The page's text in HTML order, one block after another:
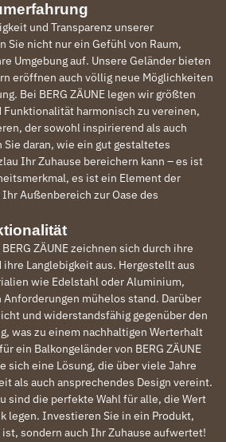
und Transparenz unserer
Sie nicht nur ein Gefühl von Raum,
Umgebung auf. Unsere Geländer bieten
eröffnen auch völlig neue Möglichkeiten
Bei BERG ZÄUNE legen wir größten
Funktionalität harmonisch zu vereinen,
der sowohl inspirierend als auch
daran, wie ein gut gestaltetes
Ihr Zuhause bereichern kann – es ist
es ist ein Element der
Außenbereich zur Oase des
ZÄUNE zeichnen sich durch ihre
Langlebigkeit aus. Hergestellt aus
wie Edelstahl oder Aluminium,
mühelos stand. Darüber
und widerstandsfähig gegenüber den
was zu einem nachhaltigen Werterhalt
ein Balkongeländer von BERG ZÄUNE
sich eine Lösung, die über viele Jahre
als auch ansprechendes Design vereint.
sind die perfekte Wahl für alle, die Wert
legen. Investieren Sie in ein Produkt,
sondern auch Ihr Zuhause aufwertet!